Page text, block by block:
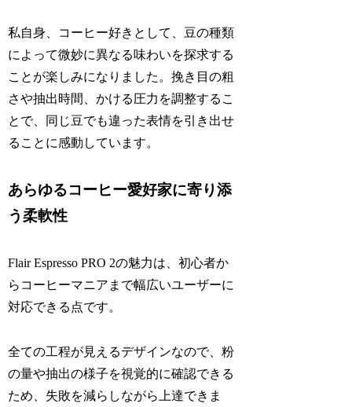
私自身、コーヒー好きとして、豆の種類
によって微妙に異なる味わいを探求する
ことが楽しみになりました。挽き目の粗
さや抽出時間、かける圧力を調整するこ
とで、同じ豆でも違った表情を引き出せ
ることに感動しています。
あらゆるコーヒー愛好家に寄り添
う柔軟性
Flair Espresso PRO 2の魅力は、初心者か
らコーヒーマニアまで幅広いユーザーに
対応できる点です。
全ての工程が見えるデザインなので、粉
の量や抽出の様子を視覚的に確認できる
ため、失敗を減らしながら上達できま